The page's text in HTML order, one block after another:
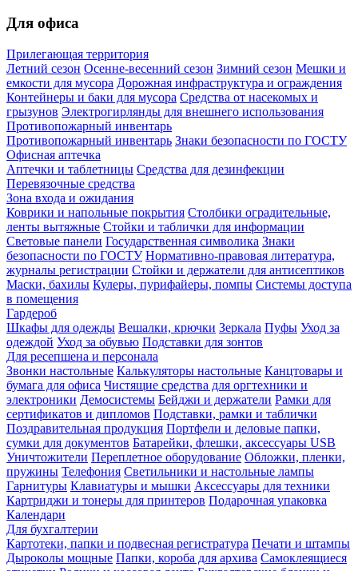
Для офиса
Прилегающая территория
Летний сезон Осенне-весенний сезон Зимний сезон Мешки и
емкости для мусора Дорожная инфраструктура и ограждения
Контейнеры и баки для мусора Средства от насекомых и
грызунов Электрогирлянды для внешнего использования
Противопожарный инвентарь
Противопожарный инвентарь Знаки безопасности по ГОСТУ
Офисная аптечка
Аптечки и таблетницы Средства для дезинфекции
Перевязочные средства
Зона входа и ожидания
Коврики и напольные покрытия Столбики оградительные,
ленты вытяжные Стойки и таблички для информации
Световые панели Государственная символика Знаки
безопасности по ГОСТУ Нормативно-правовая литература,
журналы регистрации Стойки и держатели для антисептиков
Маски, бахилы Кулеры, пурифайеры, помпы Системы доступа
в помещения
Гардероб
Шкафы для одежды Вешалки, крючки Зеркала Пуфы Уход за
одеждой Уход за обувью Подставки для зонтов
Для ресепшена и персонала
Звонки настольные Калькуляторы настольные Канцтовары и
бумага для офиса Чистящие средства для оргтехники и
электроники Демосистемы Бейджи и держатели Рамки для
сертификатов и дипломов Подставки, рамки и таблички
Поздравительная продукция Портфели и деловые папки,
сумки для документов Батарейки, флешки, аксессуары USB
Уничтожители Переплетное оборудование Обложки, пленки,
пружины Телефония Светильники и настольные лампы
Гарнитуры Клавиатуры и мышки Аксессуары для техники
Картриджи и тонеры для принтеров Подарочная упаковка
Календари
Для бухгалтерии
Картотеки, папки и подвесная регистратура Печати и штампы
Дыроколы мощные Папки, короба для архива Самоклеящиеся